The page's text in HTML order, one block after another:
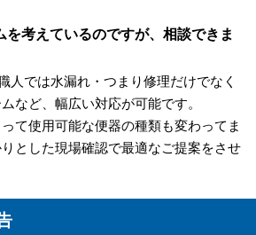
を考えているのですが、相談できま
人では水漏れ・つまり修理だけでなく
など、幅広い対応が可能です。
て使用可能な便器の種類も変わってま
とした現場確認で最適なご提案をさせ